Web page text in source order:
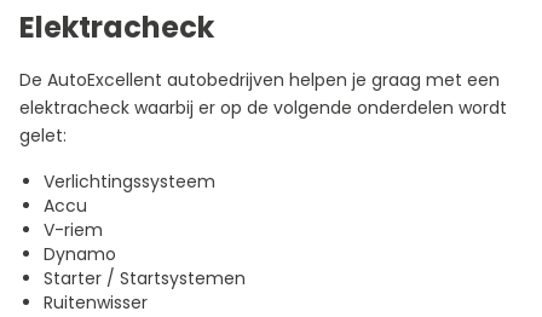
Elektracheck
De AutoExcellent autobedrijven helpen je graag met een
elektracheck waarbij er op de volgende onderdelen wordt
gelet:
Verlichtingssysteem
Accu
V-riem
Dynamo
Starter / Startsystemen
Ruitenwisser